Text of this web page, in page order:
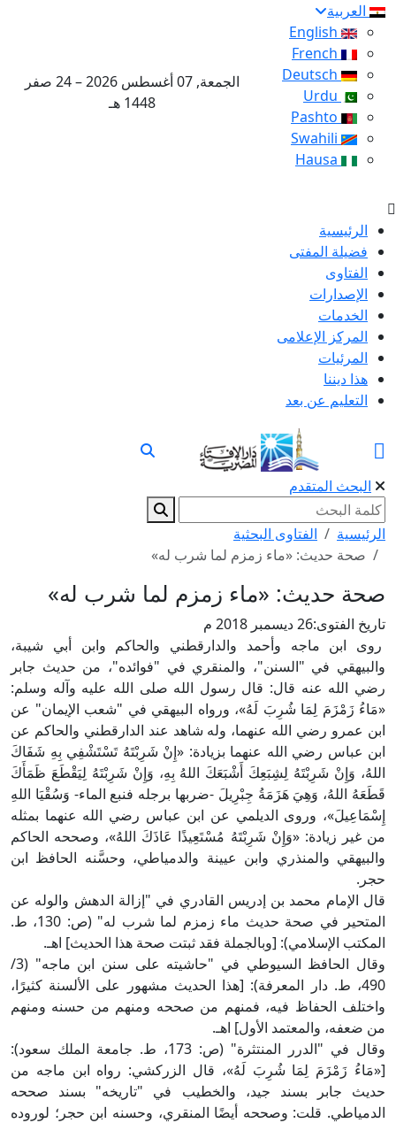
العربية
الجمعة, 07 أغسطس 2026 – 24 صفر
1448 هـ
الرئيسية
فضيلة المفتى
الفتاوى
الإصدارات
الخدمات
المركز الإعلامى
المرئيات
هذا ديننا
التعليم عن بعد
البحث المتقدم
الرئيسية
الفتاوى البحثية
صحة حديث: «ماء زمزم لما شرب له»
صحة حديث: «ماء زمزم لما شرب له»
تاريخ الفتوى:26 ديسمبر 2018 م
روى ابن ماجه وأحمد والدارقطني والحاكم وابن أبي شيبة،
والبيهقي في "السنن"، والمنقري في "فوائده"، من حديث جابر
رضي الله عنه قال: قال رسول الله صلى الله عليه وآله وسلم:
«مَاءُ زَمْزَمَ لِمَا شُرِبَ لَهُ»، ورواه البيهقي في "شعب الإيمان" عن
ابن عمرو رضي الله عنهما، وله شاهد عند الدارقطني والحاكم عن
ابن عباس رضي الله عنهما بزيادة: «إِنْ شَرِبْتَهُ تَسْتَشْفِي بِهِ شَفَاكَ
اللهُ، وَإِنْ شَرِبْتَهُ لِشِبَعِكَ أَشْبَعَكَ اللهُ بِهِ، وَإِنْ شَرِبْتَهُ لِيَقْطَعَ ظَمَأَكَ
قَطَعَهُ اللهُ، وَهِيَ هَزَمَةُ جِبْرِيلَ -ضربها برجله فنبع الماء- وَسُقْيَا اللهِ
إِسْمَاعِيلَ»، وروى الديلمي عن ابن عباس رضي الله عنهما بمثله
من غير زيادة: «وَإِنْ شَرِبْتَهُ مُسْتَعِيذًا عَاذَكَ اللهُ»، وصححه الحاكم
والبيهقي والمنذري وابن عيينة والدمياطي، وحسَّنه الحافظ ابن
حجر.
قال الإمام محمد بن إدريس القادري في "إزالة الدهش والوله عن
المتحير في صحة حديث ماء زمزم لما شرب له" (ص: 130، ط.
المكتب الإسلامي): [وبالجملة فقد ثبتت صحة هذا الحديث] اهـ.
وقال الحافظ السيوطي في "حاشيته على سنن ابن ماجه" (3/
490، ط. دار المعرفة): [هذا الحديث مشهور على الألسنة كثيرًا،
واختلف الحفاظ فيه، فمنهم من صححه ومنهم من حسنه ومنهم
من ضعفه، والمعتمد الأول] اهـ.
وقال في "الدرر المنتثرة" (ص: 173، ط. جامعة الملك سعود):
[«مَاءُ زَمْزَمَ لِمَا شُرِبَ لَهُ»، قال الزركشي: رواه ابن ماجه من
حديث جابر بسند جيد، والخطيب في "تاريخه" بسند صححه
الدمياطي. قلت: وصححه أيضًا المنقري، وحسنه ابن حجر؛ لوروده